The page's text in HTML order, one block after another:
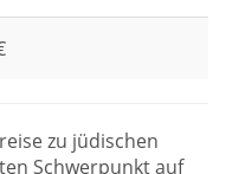
zu jüdischen
Schwerpunkt auf